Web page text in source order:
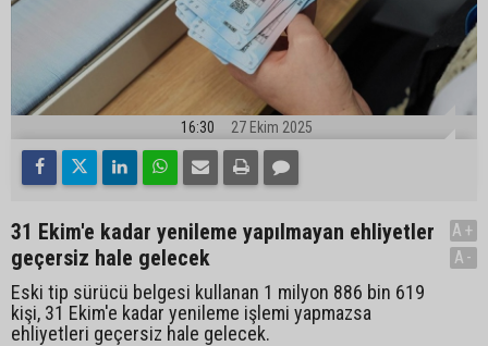
16:30 27 Ekim 2025
31 Ekim'e kadar yenileme yapılmayan ehliyetler
geçersiz hale gelecek
Eski tip sürücü belgesi kullanan 1 milyon 886 bin 619
kişi, 31 Ekim'e kadar yenileme işlemi yapmazsa
ehliyetleri geçersiz hale gelecek.
A+
A-